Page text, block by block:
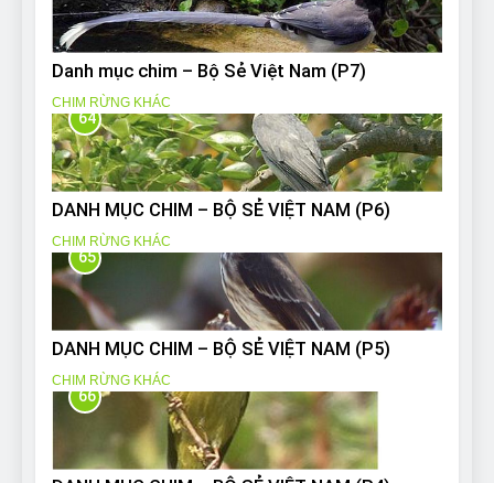
Danh mục chim – Bộ Sẻ Việt Nam (P7)
CHIM RỪNG KHÁC
64
DANH MỤC CHIM – BỘ SẺ VIỆT NAM (P6)
CHIM RỪNG KHÁC
65
DANH MỤC CHIM – BỘ SẺ VIỆT NAM (P5)
CHIM RỪNG KHÁC
66